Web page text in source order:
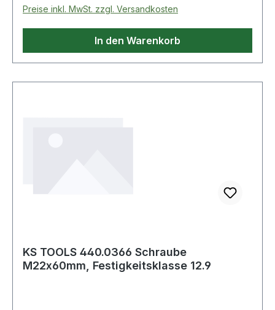
Preise inkl. MwSt. zzgl. Versandkosten
In den Warenkorb
KS TOOLS 440.0366 Schraube
M22x60mm, Festigkeitsklasse 12.9